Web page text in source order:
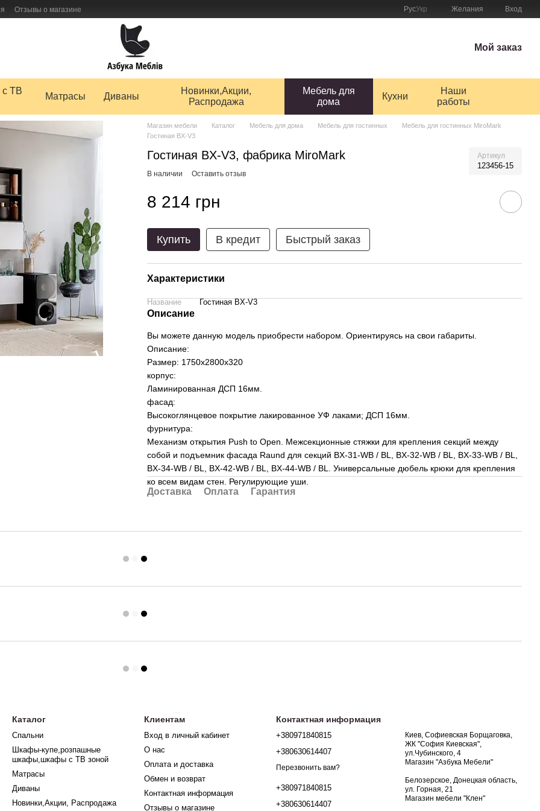
Отзывы о магазине
РусУкр Желания Вход
Мой заказ
ТВ
Матрасы Диваны
Новинки,Акции,
Распродажа
Мебель для
дома
Кухни
Наши
работы
Магазин мебели Каталог Мебель для дома Мебель для гостинных
Мебель для гостинных MiroMark
Гостиная BX-V3
Гостиная BX-V3, фабрика MiroMark Артикул
123456-15
В наличии Оставить отзыв
8 214 грн
Купить В кредит Быстрый заказ
Характеристики
Название Гостиная BX-V3
Описание
Вы можете данную модель приобрести набором. Ориентируясь на свои габариты.
Описание:
Размер: 1750x2800x320
корпус:
Ламинированная ДСП 16мм.
фасад:
Высокоглянцевое покрытие лакированное УФ лаками; ДСП 16мм.
фурнитура:
Механизм открытия Push to Open. Межсекционные стяжки для крепления секций между
собой и подъемник фасада Raund для секций BX-31-WB / BL, BX-32-WB / BL, BX-33-WB / BL,
BX-34-WB / BL, BX-42-WB / BL, BX-44-WB / BL. Универсальные дюбель крюки для крепления
ко всем видам стен. Регулирующие уши.
Доставка Оплата Гарантия
Каталог
Спальни
Шкафы-купе,розпашные
шкафы,шкафы с ТВ зоной
Матрасы
Диваны
Новинки,Акции, Распродажа
Клиентам
Вход в личный кабинет
О нас
Оплата и доставка
Обмен и возврат
Контактная информация
Отзывы о магазине
Контактная информация
+380971840815
+380630614407
Перезвонить вам?
+380971840815
+380630614407
Киев, Софиевская Борщаговка,
ЖК "София Киевская",
ул.Чубинского, 4
Магазин "Азбука Мебели"
Белозерское, Донецкая область,
ул. Горная, 21
Магазин мебели "Клен"